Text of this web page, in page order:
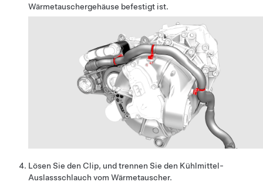
Wärmetauschergehäuse befestigt ist.
Lösen Sie den Clip, und trennen Sie den Kühlmittel-
Auslassschlauch vom Wärmetauscher.